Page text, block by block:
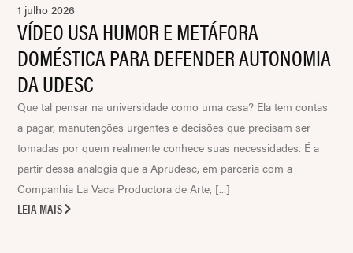
1 julho 2026
VÍDEO USA HUMOR E METÁFORA
DOMÉSTICA PARA DEFENDER AUTONOMIA
DA UDESC
Que tal pensar na universidade como uma casa? Ela tem contas
a pagar, manutenções urgentes e decisões que precisam ser
tomadas por quem realmente conhece suas necessidades. É a
partir dessa analogia que a Aprudesc, em parceria com a
Companhia La Vaca Productora de Arte, [...]
LEIA MAIS